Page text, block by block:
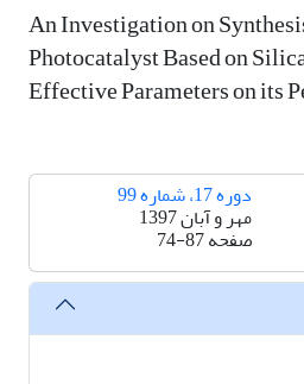
An Investigation on
Photocatalyst Based on
Effective Parameters on its
دوره 17، شماره 99
مهر و آبان 1397
صفحه74-87